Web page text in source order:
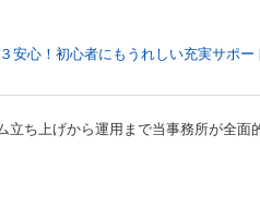
立ち上げから運用まで当事務所が全面